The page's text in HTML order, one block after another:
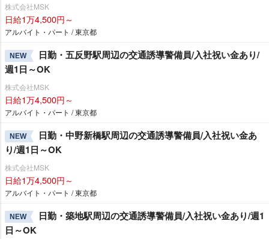
株式会社MSK
日給1万4,500円～
アルバイト・パート / 東京都
NEW
日勤・五反野駅周辺の交通誘導警備員/入社祝い金あり/
週1日～OK
株式会社MSK
日給1万4,500円～
アルバイト・パート / 東京都
NEW
日勤・中野新橋駅周辺の交通誘導警備員/入社祝い金あ
り/週1日～OK
株式会社MSK
日給1万4,500円～
アルバイト・パート / 東京都
NEW
日勤・築地駅周辺の交通誘導警備員/入社祝い金あり/週1
日～OK